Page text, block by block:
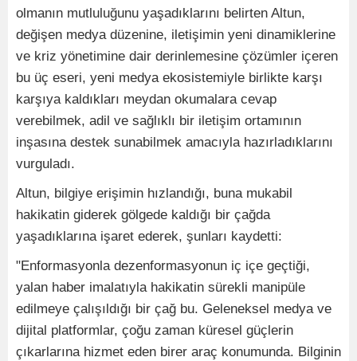
olmanın mutluluğunu yaşadıklarını belirten Altun,
değişen medya düzenine, iletişimin yeni dinamiklerine
ve kriz yönetimine dair derinlemesine çözümler içeren
bu üç eseri, yeni medya ekosistemiyle birlikte karşı
karşıya kaldıkları meydan okumalara cevap
verebilmek, adil ve sağlıklı bir iletişim ortamının
inşasına destek sunabilmek amacıyla hazırladıklarını
vurguladı.
Altun, bilgiye erişimin hızlandığı, buna mukabil
hakikatin giderek gölgede kaldığı bir çağda
yaşadıklarına işaret ederek, şunları kaydetti:
"Enformasyonla dezenformasyonun iç içe geçtiği,
yalan haber imalatıyla hakikatin sürekli manipüle
edilmeye çalışıldığı bir çağ bu. Geleneksel medya ve
dijital platformlar, çoğu zaman küresel güçlerin
çıkarlarına hizmet eden birer araç konumunda. Bilginin